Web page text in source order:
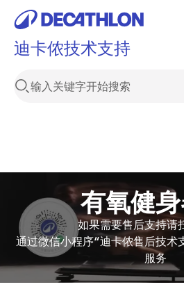
迪卡侬技术支持
有氧健
如果需要售后支持请
通过微信小程序“迪卡侬售后技术
服务